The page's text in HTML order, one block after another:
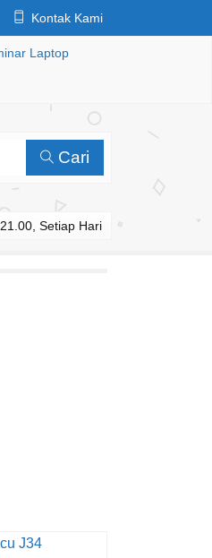
Kontak Kami
Laptop
Cari
Setiap Hari